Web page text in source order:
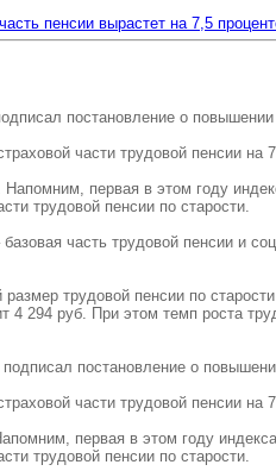
пенсии вырастет на 7,5
постановление о
части трудовой пенсии
Напомним, первая в этом году
трудовой пенсии по старости.
часть трудовой пенсии и
трудовой пенсии по
294 руб. При этом темп роста
постановление о
части трудовой пенсии
первая в этом году
трудовой пенсии по старости.